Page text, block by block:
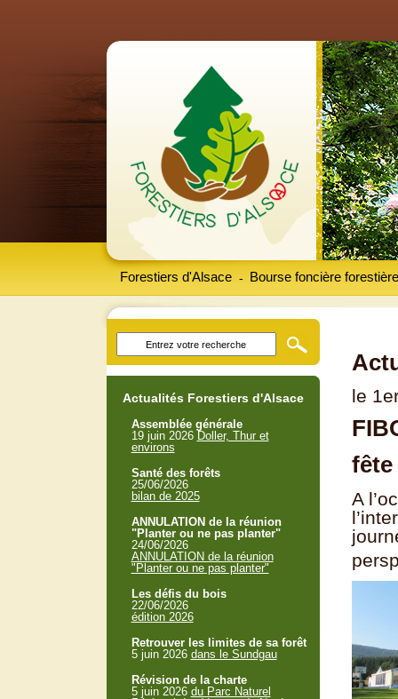
Forestiers d'Alsace Bourse foncière forestière
-
le
fête
A
Actualités Forestiers d'Alsace
Assemblée générale
19 juin 2026 Doller, Thur et
environs
Santé des forêts
25/06/2026
bilan de 2025
ANNULATION de la réunion
"Planter ou ne pas planter"
24/06/2026
ANNULATION de la réunion
"Planter ou ne pas planter"
Les défis du bois
22/06/2026
édition 2026
Retrouver les limites de sa forêt
5 juin 2026 dans le Sundgau
Révision de la charte
5 juin 2026 du Parc Naturel